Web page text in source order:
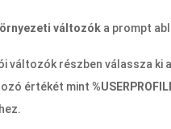
változók a prompt
változók részben válassza ki
értékét mint